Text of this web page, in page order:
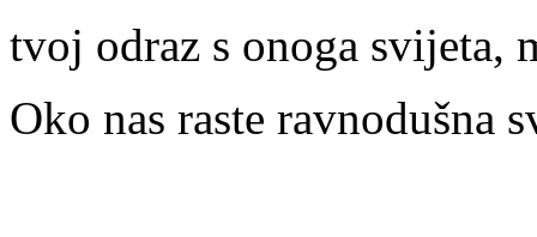
tvoj odraz s onoga svijeta,
Oko nas raste ravnodušna